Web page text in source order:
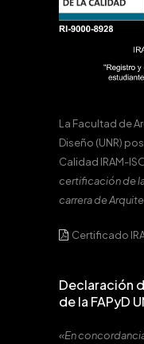
La Facultad de
Diseño (UNR)
Calidad IRAM-
certificación de
carrera de
Certificado
Declaración
de la FAPyD
«En